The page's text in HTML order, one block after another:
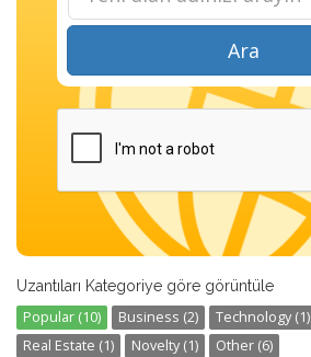
Ara
Uzantıları Kategoriye göre görüntüle
Popular (10) Business (2) Technology (1)
Real Estate (1)
Novelty (1) Other (6)